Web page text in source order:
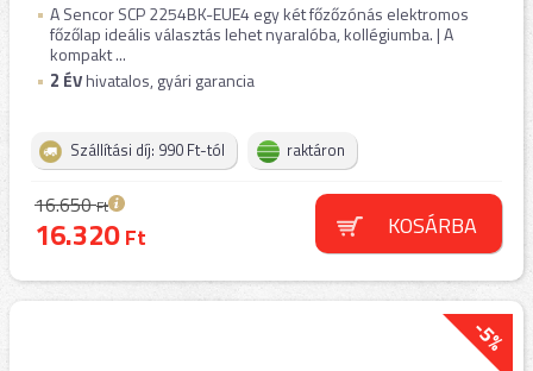
A Sencor SCP 2254BK-EUE4 egy két főzőzónás elektromos
főzőlap ideális választás lehet nyaralóba, kollégiumba. | A
kompakt ...
2 ÉVhivatalos, gyári garancia
Szállítási díj: 990 Ft-tól raktáron
16.650Ft
16.320Ft KOSÁRBA
-5%